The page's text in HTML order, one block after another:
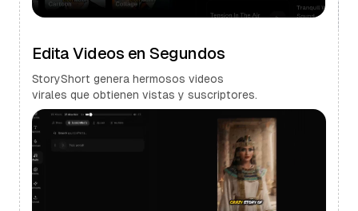
Edita Videos en Segundos
StoryShort genera hermosos videos
virales que obtienen vistas y suscriptores.